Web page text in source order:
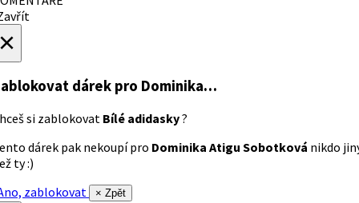
dárek pro Dominika…
si zablokovat Bílé adidasky?
dárek pak nekoupí pro Dominika Atigu Sobotková nikdo
ty :)
zablokovat
× Zpět